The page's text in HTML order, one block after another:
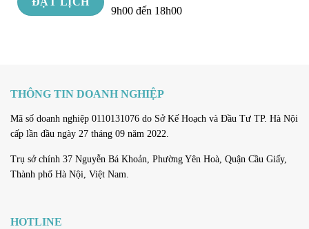
9h00 đến 18h00
THÔNG TIN DOANH NGHIỆP
Mã số doanh nghiệp 0110131076 do Sở Kế Hoạch và Đầu Tư TP. Hà Nội
cấp lần đầu ngày 27 tháng 09 năm 2022.
Trụ sở chính 37 Nguyễn Bá Khoản, Phường Yên Hoà, Quận Cầu Giấy,
Thành phố Hà Nội, Việt Nam.
HOTLINE